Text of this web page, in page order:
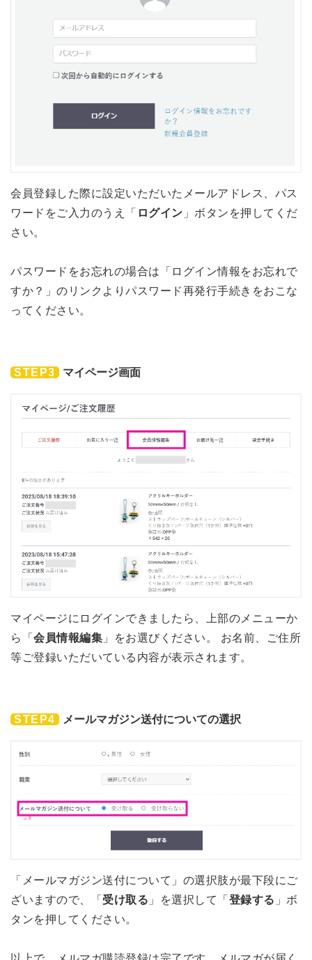
会員登録した際に設定いただいたメールアドレス、パス
ワードをご入力のうえ「 ログイン 」ボタンを押してくだ
さい。
パスワードをお忘れの場合は「ログイン情報をお忘れで
すか？」のリンクよりパスワード再発行手続きをおこな
ってください。
STEP3 マイページ画面
マイページにログインできましたら、上部のメニューか
ら「 会員情報編集 」をお選びください。 お名前、ご住所
等ご登録いただいている内容が表示されます。
STEP4 メールマガジン送付についての選択
「メールマガジン送付について」の選択肢が最下段にご
ざいますので、「 受け取る 」を選択して「 登録する 」ボ
タンを押してください。